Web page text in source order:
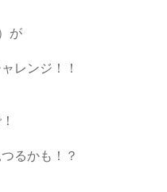
が
レンジ！！
るかも！？